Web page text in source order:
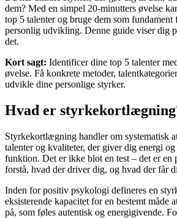
dem? Med en simpel 20-minutters øvelse
top 5 talenter og bruge dem som fundament
personlig udvikling. Denne guide viser dig
det.
Kort sagt: Identificer dine top 5 talenter
øvelse. Få konkrete metoder,
udvikle dine personlige styrker.
Hvad er
Styrkekortlægning handler om systematisk
talenter og kvaliteter, der giver dig energi
funktion. Det er ikke blot en test – det er en
forstå, hvad der driver dig, og hvad der får
Inden for positiv psykologi defineres en
eksisterende kapacitet for en bestemt måde
på, som føles autentisk og energigivende.